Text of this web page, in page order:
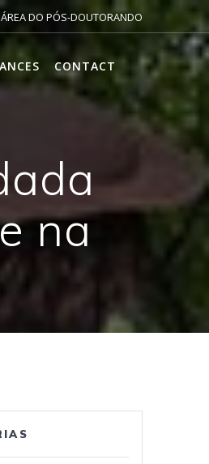
ÁREA DO PÓS-DOUTORANDO
CONTACT
na